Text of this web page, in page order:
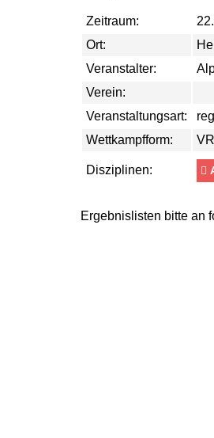
Zeitraum:
Ort:
Veranstalter:
Verein:
Veranstaltungsart:
Wettkampfform:
Disziplinen:
Ergebnislisten bitte an